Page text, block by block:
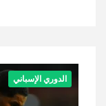
الدوري الإسباني